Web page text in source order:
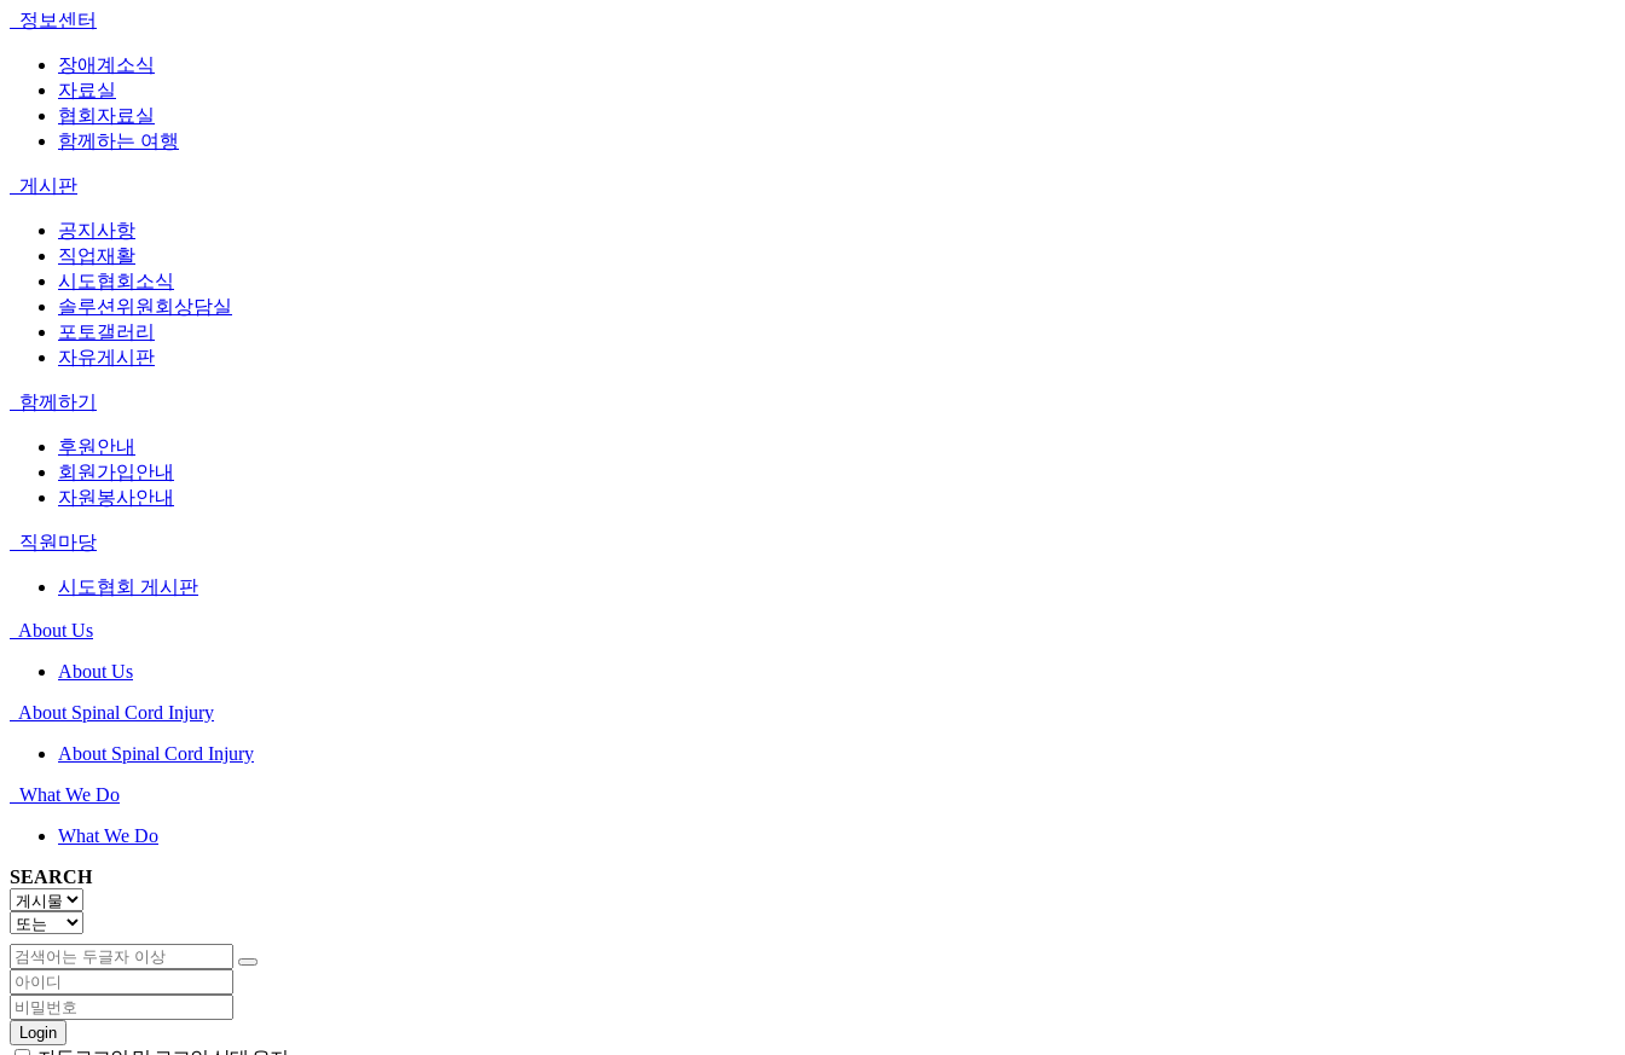
정보센터
장애계소식
자료실
협회자료실
함께하는 여행
게시판
공지사항
직업재활
시도협회소식
솔루션위원회상담실
포토갤러리
자유게시판
함께하기
후원안내
회원가입안내
자원봉사안내
직원마당
시도협회 게시판
About Us
About Us
About Spinal Cord Injury
About Spinal Cord Injury
What We Do
What We Do
SEARCH
Login